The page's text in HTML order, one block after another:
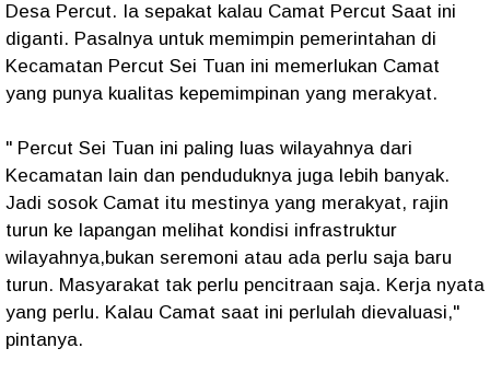
Desa Percut. Ia sepakat kalau Camat Percut Saat ini
diganti. Pasalnya untuk memimpin pemerintahan di
Kecamatan Percut Sei Tuan ini memerlukan Camat
yang punya kualitas kepemimpinan yang merakyat.
" Percut Sei Tuan ini paling luas wilayahnya dari
Kecamatan lain dan penduduknya juga lebih banyak.
Jadi sosok Camat itu mestinya yang merakyat, rajin
turun ke lapangan melihat kondisi infrastruktur
wilayahnya,bukan seremoni atau ada perlu saja baru
turun. Masyarakat tak perlu pencitraan saja. Kerja nyata
yang perlu. Kalau Camat saat ini perlulah dievaluasi,"
pintanya.